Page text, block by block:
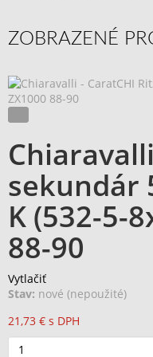
ZOBRAZENÉ
sekundár
K (532-5-
88-90
Vytlačiť
Stav: nové (nepoužité)
21,73 € s DPH